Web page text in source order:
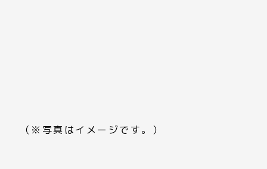
（※写真はイメージです。）